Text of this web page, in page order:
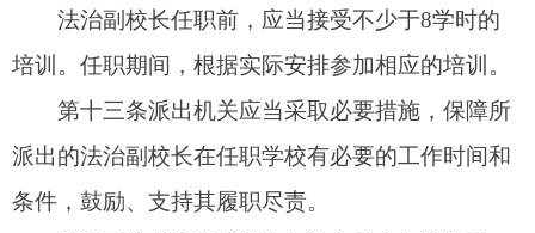
门反馈派出机关。
第十七条派出机关应当将担任法治副校长工作
纳入相关工作人员的工作量，明确为考核内容，学
当一并作为考核其工作、晋职、晋级和立功受奖的
重要依据。